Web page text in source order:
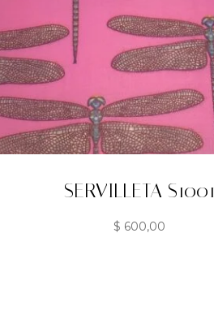
SERVILLETA S1001
$ 600,00